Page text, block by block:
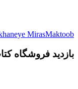
MirasMaktoob
بازدید فروشگاه